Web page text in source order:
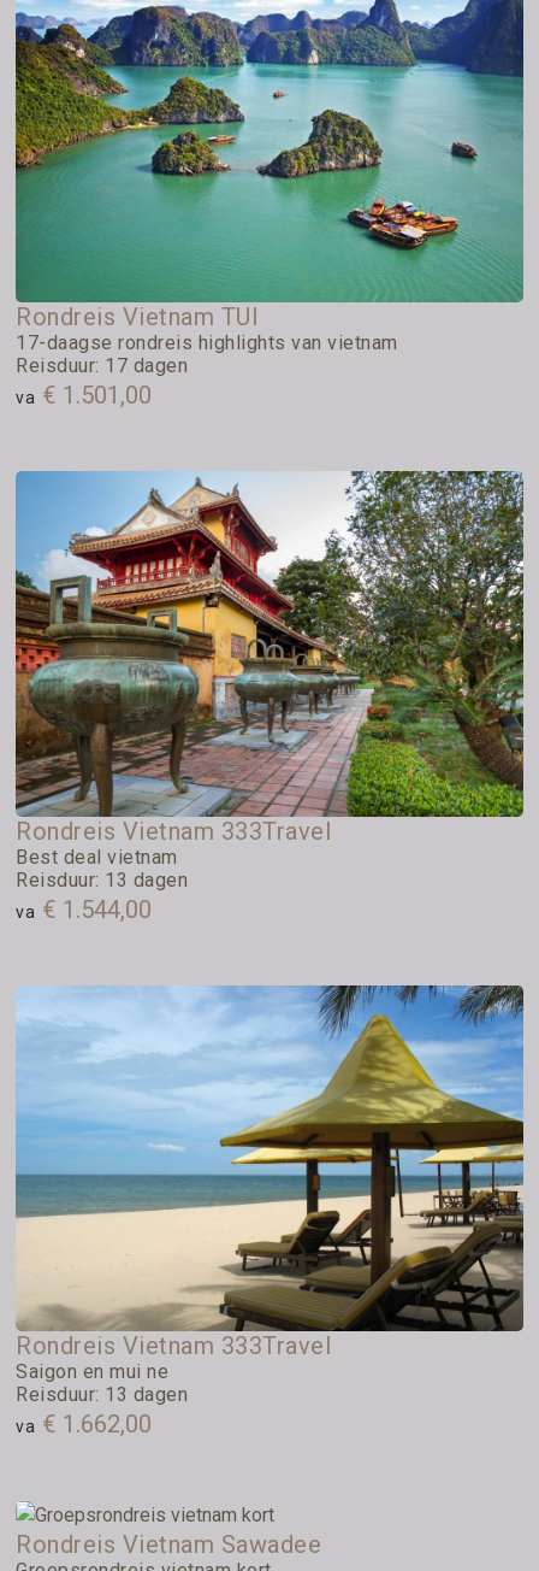
Rondreis Vietnam TUI
17-daagse rondreis highlights van vietnam
Reisduur: 17 dagen
va € 1.501,00
Rondreis Vietnam 333Travel
Best deal vietnam
Reisduur: 13 dagen
va € 1.544,00
Rondreis Vietnam 333Travel
Saigon en mui ne
Reisduur: 13 dagen
va € 1.662,00
Rondreis Vietnam Sawadee